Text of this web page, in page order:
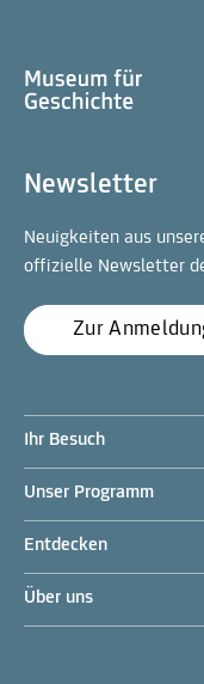
Newsletter
Neuigkeiten aus
offizielle Newsletter
Zur
Ihr Besuch
Unser Programm
Entdecken
Über uns